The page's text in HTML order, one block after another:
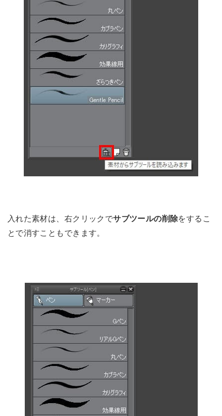
入れた素材は、右クリックでサブツールの削除をするこ
とで消すこともできます。